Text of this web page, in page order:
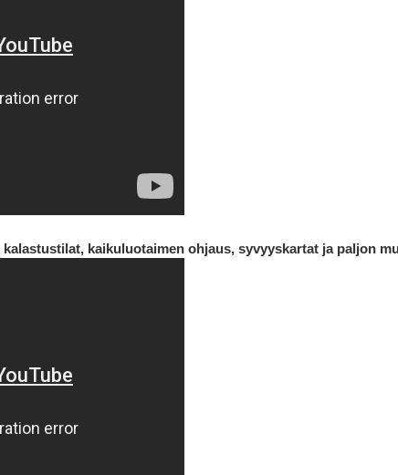
kaikuluotaimen ohjaus, syvyyskartat ja paljon